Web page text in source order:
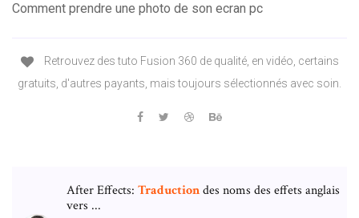
Comment prendre une photo de son ecran pc
Retrouvez des tuto Fusion 360 de qualité, en vidéo, certains
gratuits, d'autres payants, mais toujours sélectionnés avec soin.
After Effects: Traductiondes noms des effets anglais
vers ...